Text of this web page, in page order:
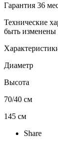
Гарантия 36
Технические
быть изменены
Диаметр
Высота
70/40 см
145 см
Share